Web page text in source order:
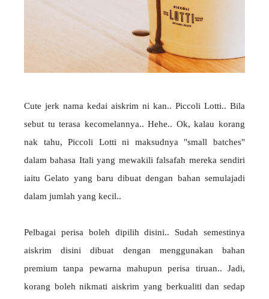
Cute jerk nama kedai aiskrim ni kan.. Piccoli Lotti.. Bila
sebut tu terasa kecomelannya.. Hehe.. Ok, kalau korang
nak tahu, Piccoli Lotti ni maksudnya "small batches"
dalam bahasa Itali yang mewakili falsafah mereka sendiri
iaitu Gelato yang baru dibuat dengan bahan semulajadi
dalam jumlah yang kecil..
Pelbagai perisa boleh dipilih disini.. Sudah semestinya
aiskrim disini dibuat dengan menggunakan bahan
premium tanpa pewarna mahupun perisa tiruan.. Jadi,
korang boleh nikmati aiskrim yang berkualiti dan sedap